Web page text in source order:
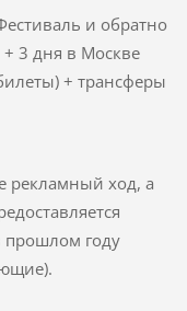
и обратно
+ 3 дня в Москве
+ трансферы
рекламный ход, а
прошлом году